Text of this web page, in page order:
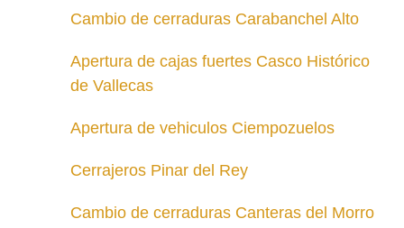
Cambio de cerraduras Carabanchel Alto
Apertura de cajas fuertes Casco Histórico
de Vallecas
Apertura de vehiculos Ciempozuelos
Cerrajeros Pinar del Rey
Cambio de cerraduras Canteras del Morro